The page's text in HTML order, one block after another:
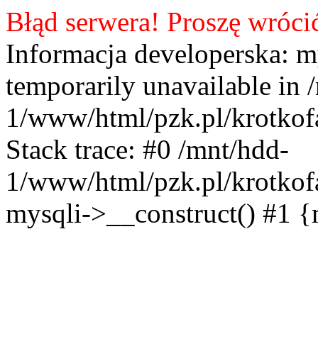
Błąd serwera! Proszę
Informacja developerska:
temporarily unavailable in
1/www/html/pzk.pl/
Stack trace: #0 /mnt/hdd-
1/www/html/pzk.pl/
mysqli->__construct() #1